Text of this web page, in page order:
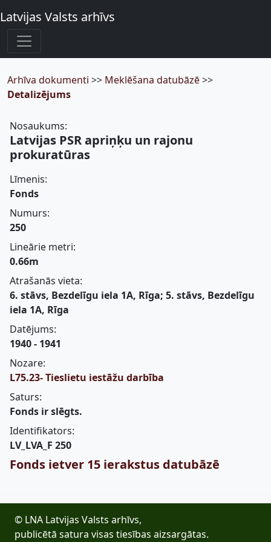
Latvijas Valsts arhīvs
Arhīva dokumenti >> Meklēšana datubāzē>>
Detalizējums
Nosaukums:
Latvijas PSR apriņķu un rajonu
prokuratūras
Līmenis:
Fonds
Numurs:
250
Lineārie metri:
0.66m
Atrašanās vieta:
6. stāvs, Bezdelīgu iela 1A, Rīga; 5. stāvs, Bezdelīgu
iela 1A, Rīga
Datējums:
1940 - 1941
Nozare:
L75.23- Tieslietu iestāžu darbība
Saturs:
Fonds ir slēgts.
Identifikators:
LV_LVA_F 250
Fonds ietver 15 ierakstus datubāzē
© LNA Latvijas Valsts arhīvs,
publicētā satura visas tiesības aizsargātas.